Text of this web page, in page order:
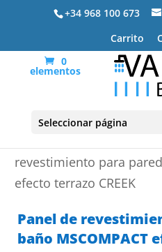
+34 968 100 673
Carrito
0
elementos
Seleccionar página
revestimiento para
efecto terrazo CREEK
Panel de
baño MSCOMPACT